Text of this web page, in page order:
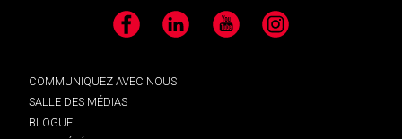
Facebook LinkedIn YouTube Instagram
COMMUNIQUEZ AVEC NOUS
SALLE DES MÉDIAS
BLOGUE